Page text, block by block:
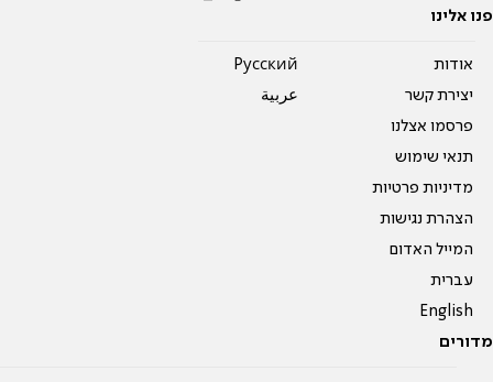
פנו אלינו
אודות
יצירת קשר
פרסמו אצלנו
תנאי שימוש
מדיניות פרטיות
הצהרת נגישות
המייל האדום
עברית
English
Pусский
عربية
מדורים